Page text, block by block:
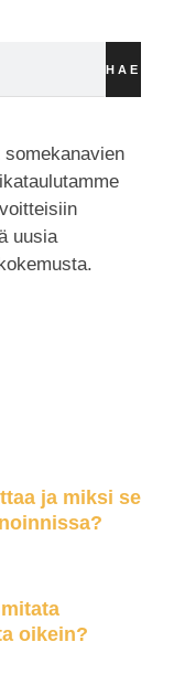
HAE
uusia
ja miksi se
oikein?